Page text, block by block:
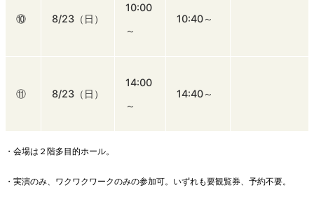
⑩ 8/23（日）
10:00
～
10:40～
⑪ 8/23（日）
14:00
～
14:40～
・会場は２階多目的ホール。
・実演のみ、ワクワクワークのみの参加可。いずれも要観覧券、予約不要。